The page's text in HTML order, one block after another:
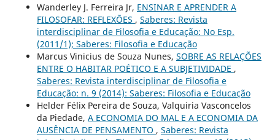
Wanderley J. Ferreira Jr, ENSINAR E APRENDER A
FILOSOFAR: REFLEXÕES , Saberes: Revista
interdisciplinar de Filosofia e Educação: No Esp.
(2011/1); Saberes: Filosofia e Educação
Marcus Vinicius de Souza Nunes, SOBRE AS RELAÇÕES
ENTRE O HABITAR POÉTICO E A SUBJETIVIDADE ,
Saberes: Revista interdisciplinar de Filosofia e
Educação: n. 9 (2014): Saberes: Filosofia e Educação
Helder Félix Pereira de Souza, Valquiria Vasconcelos
da Piedade, A ECONOMIA DO MAL E A ECONOMIA DA
AUSÊNCIA DE PENSAMENTO , Saberes: Revista